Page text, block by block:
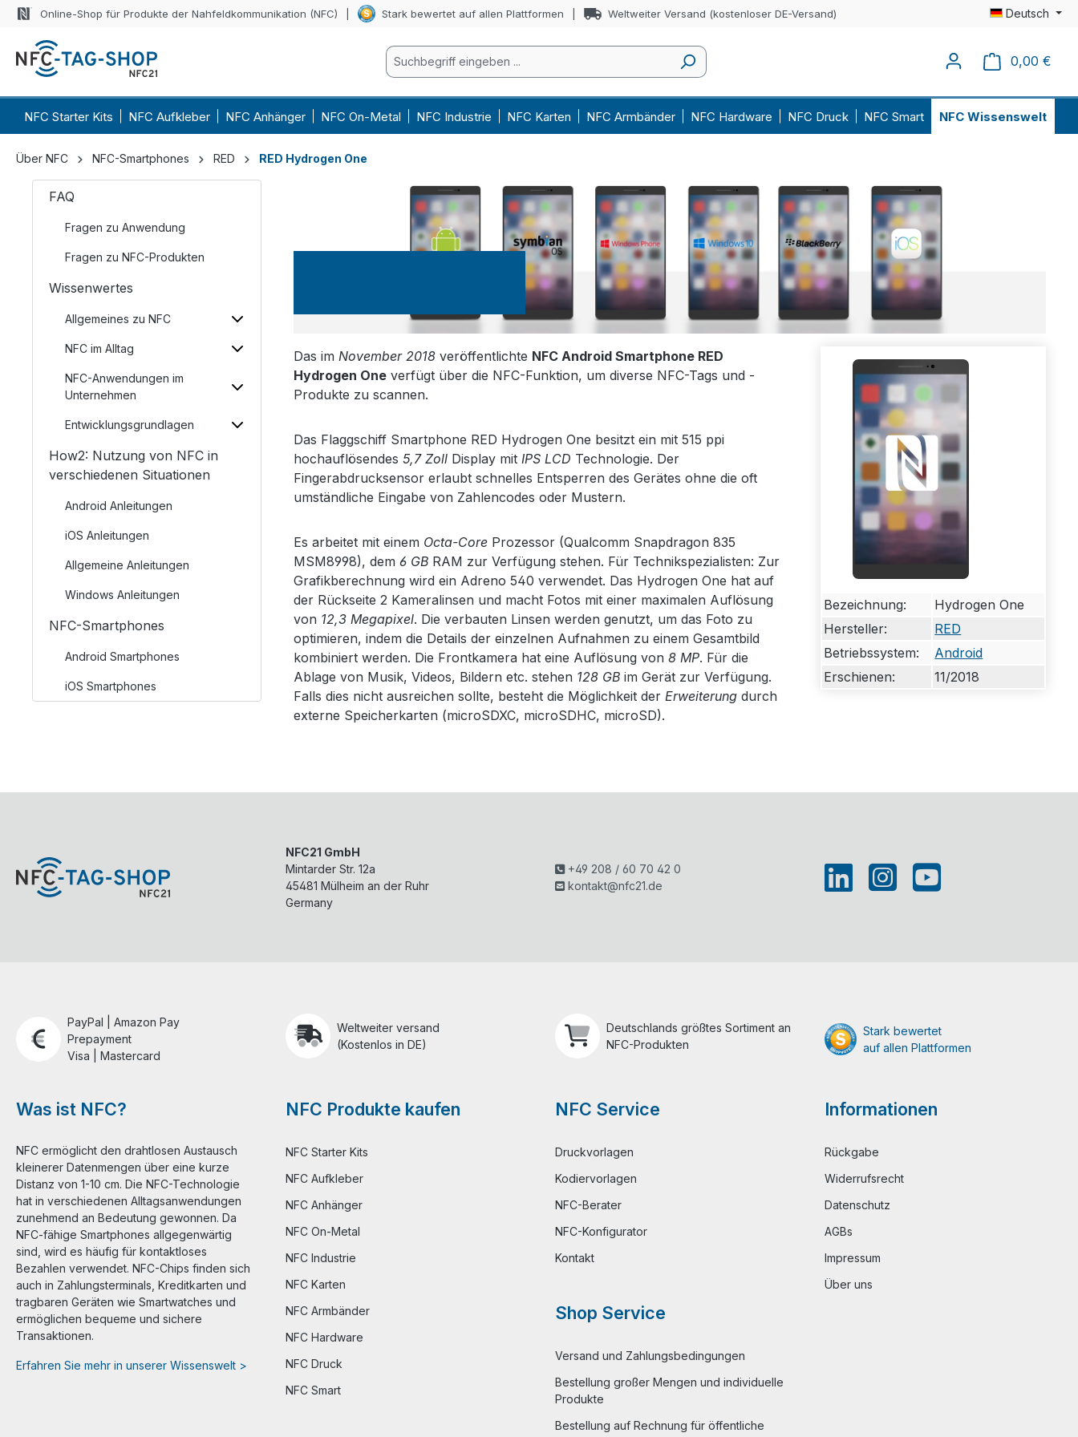
Online-Shop für Produkte der Nahfeldkommunikation (NFC) Stark bewertet auf allen Plattformen Weltweiter Versand (kostenloser DE-Versand) Deutsch
0,00 €
NFC Starter Kits NFC Aufkleber NFC Anhänger NFC On-Metal NFC Industrie NFC Karten NFC Armbänder NFC Hardware NFC Druck NFC Smart NFC Wissenswelt
Über NFC NFC-Smartphones RED RED Hydrogen One
FAQ
Fragen zu Anwendung
Fragen zu NFC-Produkten
Wissenwertes
Allgemeines zu NFC
NFC im Alltag
NFC-Anwendungen im
Unternehmen
Entwicklungsgrundlagen
How2: Nutzung von NFC in
verschiedenen Situationen
Android Anleitungen
iOS Anleitungen
Allgemeine Anleitungen
Windows Anleitungen
NFC-Smartphones
Android Smartphones
iOS Smartphones
Bezeichnung:
Hydrogen One
Hersteller:
RED
Betriebssystem:
Android
Erschienen:
11/2018
Das im November 2018 veröffentlichte NFC Android Smartphone RED
Hydrogen One verfügt über die NFC-Funktion, um diverse NFC-Tags und -
Produkte zu scannen.
Das Flaggschiff Smartphone RED Hydrogen One besitzt ein mit 515 ppi
hochauflösendes 5,7 Zoll Display mit IPS LCD Technologie. Der
Fingerabdrucksensor erlaubt schnelles Entsperren des Gerätes ohne die oft
umständliche Eingabe von Zahlencodes oder Mustern.
Es arbeitet mit einem Octa-Core Prozessor (Qualcomm Snapdragon 835
MSM8998), dem 6 GB RAM zur Verfügung stehen. Für Technikspezialisten: Zur
Grafikberechnung wird ein Adreno 540 verwendet. Das Hydrogen One hat auf
der Rückseite 2 Kameralinsen und macht Fotos mit einer maximalen Auflösung
von 12,3 Megapixel. Die verbauten Linsen werden genutzt, um das Foto zu
optimieren, indem die Details der einzelnen Aufnahmen zu einem Gesamtbild
kombiniert werden. Die Frontkamera hat eine Auflösung von 8 MP. Für die
Ablage von Musik, Videos, Bildern etc. stehen 128 GB im Gerät zur Verfügung.
Falls dies nicht ausreichen sollte, besteht die Möglichkeit der Erweiterung durch
externe Speicherkarten (microSDXC, microSDHC, microSD).
NFC21 GmbH
Mintarder Str. 12a
45481 Mülheim an der Ruhr
Germany
+49 208 / 60 70 42 0
kontakt@nfc21.de
PayPal | Amazon Pay
Prepayment
Visa | Mastercard
Weltweiter versand
(Kostenlos in DE)
Deutschlands größtes Sortiment an
NFC-Produkten
Stark bewertet
auf allen Plattformen
Was ist NFC?
NFC ermöglicht den drahtlosen Austausch
kleinerer Datenmengen über eine kurze
Distanz von 1-10 cm. Die NFC-Technologie
hat in verschiedenen Alltagsanwendungen
zunehmend an Bedeutung gewonnen. Da
NFC-fähige Smartphones allgegenwärtig
sind, wird es häufig für kontaktloses
Bezahlen verwendet. NFC-Chips finden sich
auch in Zahlungsterminals, Kreditkarten und
tragbaren Geräten wie Smartwatches und
ermöglichen bequeme und sichere
Transaktionen.
Erfahren Sie mehr in unserer Wissenswelt >
NFC Produkte kaufen
NFC Starter Kits
NFC Aufkleber
NFC Anhänger
NFC On-Metal
NFC Industrie
NFC Karten
NFC Armbänder
NFC Hardware
NFC Druck
NFC Smart
NFC Service
Druckvorlagen
Kodiervorlagen
NFC-Berater
NFC-Konfigurator
Kontakt
Shop Service
Versand und Zahlungsbedingungen
Bestellung großer Mengen und individuelle
Produkte
Bestellung auf Rechnung für öffentliche
Informationen
Rückgabe
Widerrufsrecht
Datenschutz
AGBs
Impressum
Über uns